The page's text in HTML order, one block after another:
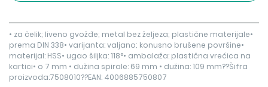
• za čelik; liveno gvožđe; metal bez željeza; plastične materijale•
prema DIN 338• varijanta: valjano; konusno brušene površine•
materijal: HSS• ugao šiljka: 118°• ambalaža: plastična vrećica na
kartici• o 7 mm • dužina spirale: 69 mm • dužina: 109 mm??Šifra
proizvoda:7508010??EAN: 4006885750807